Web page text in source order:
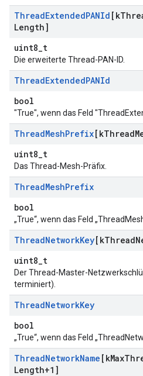
ThreadExtendedPANId [k
Length]
uint8_t
Die erweiterte Thread-PAN-ID.
ThreadExtendedPANId
bool
"True", wenn das Feld
ThreadMeshPrefix[kThread
uint8_t
Das Thread-Mesh-Präfix.
ThreadMeshPrefix
bool
„True“, wenn das Feld
ThreadNetworkKey[kThread
uint8_t
Der Thread-Master-
terminiert).
ThreadNetworkKey
bool
„True“, wenn das Feld
ThreadNetworkName [kMax
Length+1]